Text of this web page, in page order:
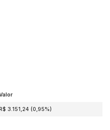
3.151,24 (0,95%)